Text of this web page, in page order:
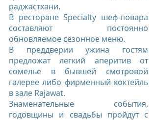
раджастхани.
В ресторане Specialty шеф-повара
составляют постоянно
обновляемое сезонное меню.
В преддверии ужина гостям
предложат легкий аперитив от
сомелье в бывшей смотровой
галерее либо фирменный коктейль
в зале Rajawat.
Знаменательные события,
годовщины и свадьбы пройдут с